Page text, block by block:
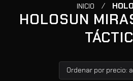
INICIO /
HOLOSUN